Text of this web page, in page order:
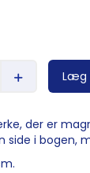
Læg
der er
side i bogen,